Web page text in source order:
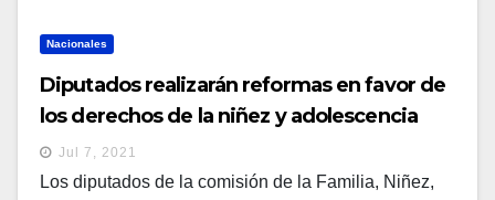
Nacionales
Diputados realizarán reformas en favor de
los derechos de la niñez y adolescencia
Jul 7, 2021
Los diputados de la comisión de la Familia, Niñez,